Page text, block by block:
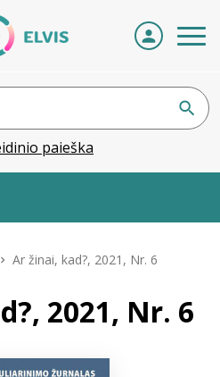
paieška
Ar žinai, kad?, 2021, Nr. 6
2021, Nr. 6